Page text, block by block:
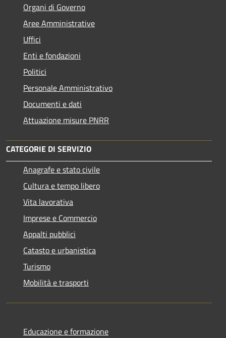
Organi di Governo
Aree Amministrative
Uffici
Enti e fondazioni
Politici
Personale Amministrativo
Documenti e dati
Attuazione misure PNRR
CATEGORIE DI SERVIZIO
Anagrafe e stato civile
Cultura e tempo libero
Vita lavorativa
Imprese e Commercio
Appalti pubblici
Catasto e urbanistica
Turismo
Mobilità e trasporti
Educazione e formazione